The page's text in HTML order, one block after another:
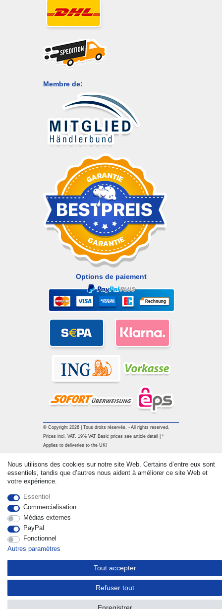
Membre de:
Options de paiement
© Copyright 2026 | Tous droits réservés. - All rights reserved.
Prices incl. VAT. 19% VAT Basic prices see article detail | *
Applies to deliveries to the UK!
Nous utilisons des cookies sur notre site Web. Certains d’entre eux sont
essentiels, tandis que d’autres nous aident à améliorer ce site Web et
votre expérience.
Essentiel
Commercialisation
Médias externes
PayPal
Fonctionnel
Autres paramètres
Tout accepter
Refuser tout
Rétracter le contrat ici Contact